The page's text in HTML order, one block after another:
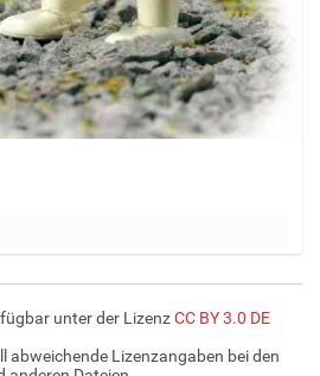
unter der LizenzCC BY 3.0 DE
abweichende Lizenzangaben bei den